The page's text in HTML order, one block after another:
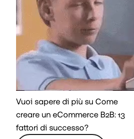
Vuoi sapere di più su Come
creare un eCommerce B2B: 13
fattori di successo?